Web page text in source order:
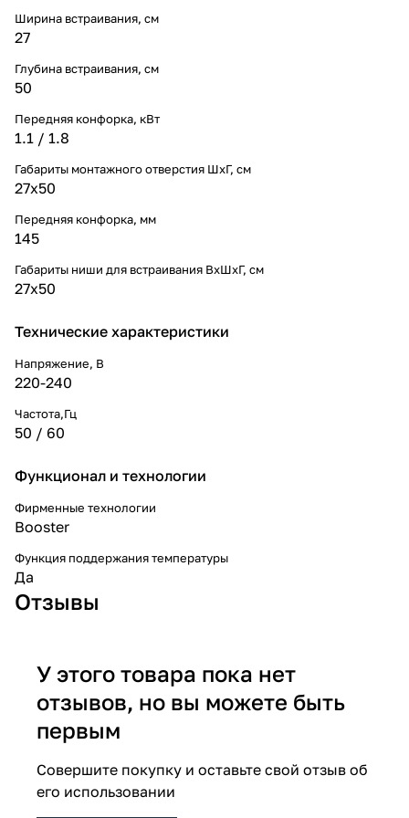
Ширина встраивания, см
27
Глубина встраивания, см
50
Передняя конфорка, кВт
1.1 / 1.8
Габариты монтажного отверстия ШхГ, см
27х50
Передняя конфорка, мм
145
Габариты ниши для встраивания ВхШхГ, cм
27x50
Технические характеристики
Напряжение, В
220-240
Частота,Гц
50 / 60
Функционал и технологии
Фирменные технологии
Booster
Функция поддержания температуры
Да
Отзывы
У этого товара пока нет
отзывов, но вы можете быть
первым
Совершите покупку и оставьте свой отзыв об
его использовании